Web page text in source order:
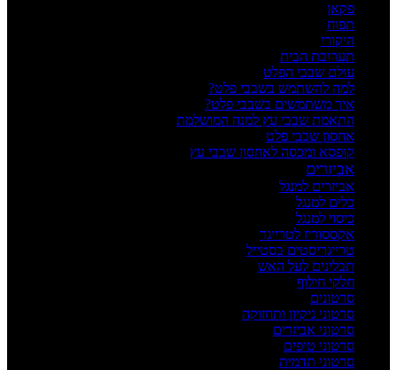
פקאן
תפוח
היקורי
תערובת הבית
עולם שבבי הפלט
למה להשתמש בשבבי פלט?
איך משתמשים בשבבי פלט?
התאמת שבבי עץ למנה המושלמת
אחסון שבבי פלט
קופסא ומכסה לאחסון שבבי עץ
אביזרים
אביזרים למנגל
כלים למנגל
כיסוי למנגל
אקססוריז לטרייגר
טרייגריסטים בסטייל
תבלינים לעל האש
חלקי חילוף
סרטונים
סרטוני ניקיון ותחזוקה
סרטוני אביזרים
סרטוני טיפים
סרטוני תדמית